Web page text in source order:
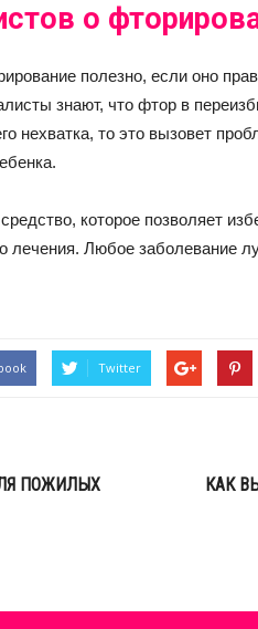
о
полезно, если оно
знают, что фтор в
нехватка, то это вызовет
которое позволяет
лечения. Любое заболевание
Twitter
ПОЖИЛЫХ
КАК